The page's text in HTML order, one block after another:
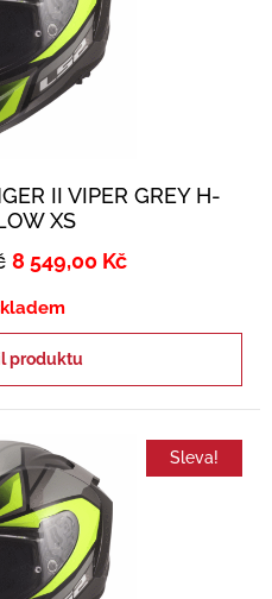
II VIPER GREY H-
XS
8 549,00 Kč
produktu
Sleva!